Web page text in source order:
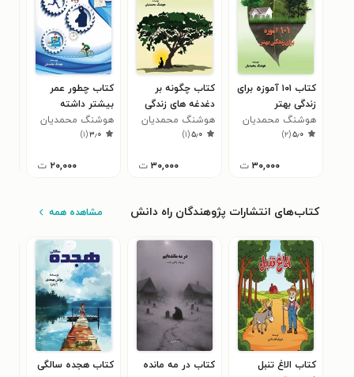
کتاب ۱۰۱ آموزه برای
زندگی بهتر
هوشنگ محمدیان
۵٫۰(۲)
۳۰,۰۰۰ ت
کتاب چگونه بر
دغدغه های زندگی
غلبه کنیم؟
هوشنگ محمدیان
۵٫۰(۱)
۳۰,۰۰۰ ت
کتاب چطور عمر
بیشتر داشته
باشیم؟
هوشنگ محمدیان
۳٫۰(۱)
۲۰,۰۰۰ ت
کتاب‌های انتشارات پژوهندگان راه دانش مشاهده همه
کتاب الاغ تنبل
کتاب در مه مانده
کتاب هجده سالگی